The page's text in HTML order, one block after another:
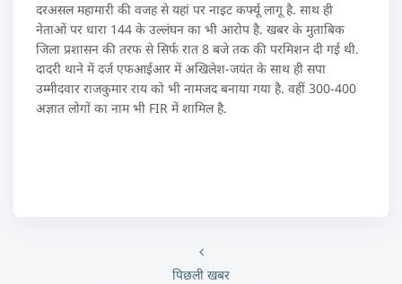
दरअसल महामारी की वजह से यहां पर नाइट कर्फ्यू लागू है. साथ ही
नेताओं पर धारा 144 के उल्लंघन का भी आरोप है. खबर के मुताबिक
जिला प्रशासन की तरफ से सिर्फ रात 8 बजे तक की परमिशन दी गई थी.
दादरी थाने में दर्ज एफआईआर में अखिलेश-जयंत के साथ ही सपा
उम्मीदवार राजकुमार राय को भी नामजद बनाया गया है. वहीं 300-400
अज्ञात लोगों का नाम भी FIR में शामिल है.
पिछली खबर